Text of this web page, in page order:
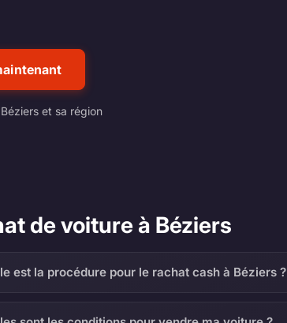
et sa région
de voiture à Béziers
est la procédure pour le rachat cash à Béziers ?